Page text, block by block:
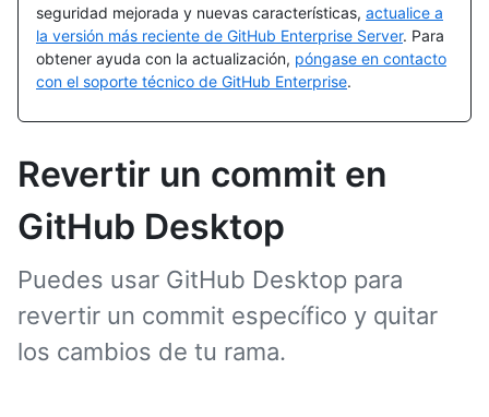
seguridad mejorada y nuevas características, actualice a
la versión más reciente de GitHub Enterprise Server. Para
obtener ayuda con la actualización, póngase en contacto
con el soporte técnico de GitHub Enterprise.
Revertir un commit en
GitHub Desktop
Puedes usar GitHub Desktop para
revertir un commit específico y quitar
los cambios de tu rama.